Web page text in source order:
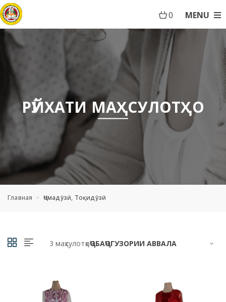
MENU
0
РӮЙХАТИ МАҲСУЛОТҲО
Главная Ҷомадӯзӣ, Тоқидӯзӣ
3 маҳсулотҳо